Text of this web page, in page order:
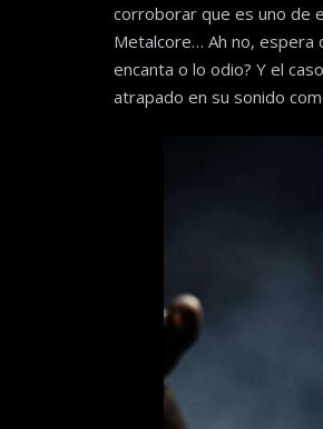
corroborar que es uno de
Metalcore… Ah no, espera
encanta o lo odio? Y el
atrapado en su sonido